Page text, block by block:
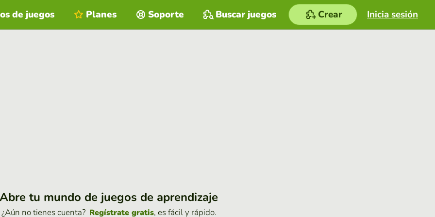
Inicia sesión
de juegos Planes Soporte Buscar juegos Crear
Abre tu mundo de juegos de aprendizaje
¿Aún no tienes cuenta? Regístrate gratis, es fácil y rápido.